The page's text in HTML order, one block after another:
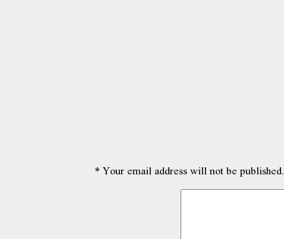
Your email address will not be published.
*